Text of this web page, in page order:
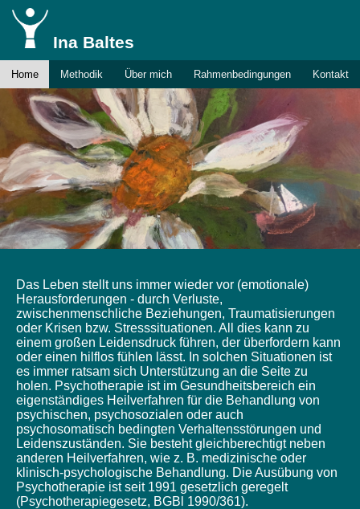
Ina Baltes
Home Methodik Über mich Rahmenbedingungen Kontakt
Das Leben stellt uns immer wieder vor (emotionale)
Herausforderungen - durch Verluste,
zwischenmenschliche Beziehungen, Traumatisierungen
oder Krisen bzw. Stresssituationen. All dies kann zu
einem großen Leidensdruck führen, der überfordern kann
oder einen hilflos fühlen lässt. In solchen Situationen ist
es immer ratsam sich Unterstützung an die Seite zu
holen. Psychotherapie ist im Gesundheitsbereich ein
eigenständiges Heilverfahren für die Behandlung von
psychischen, psychosozialen oder auch
psychosomatisch bedingten Verhaltensstörungen und
Leidenszuständen. Sie besteht gleichberechtigt neben
anderen Heilverfahren, wie z. B. medizinische oder
klinisch-psychologische Behandlung. Die Ausübung von
Psychotherapie ist seit 1991 gesetzlich geregelt
(Psychotherapiegesetz, BGBl 1990/361).